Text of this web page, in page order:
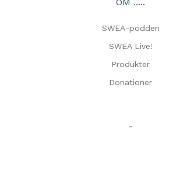
SWEA-podden
SWEA Live!
Produkter
Donationer
-